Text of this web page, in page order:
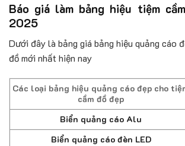
Báo giá làm bảng hiệu tiệm
2025
Dưới đây là bảng giá bảng hiệu quảng cáo
đồ mới nhất hiện nay
Các loại bảng hiệu quảng cáo đẹp cho
cầm đồ đẹp
Biển quảng cáo Alu
Biển quảng cáo đèn LED